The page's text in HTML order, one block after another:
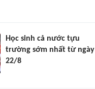
Học sinh cả nước tựu
trường sớm nhất từ ngày
22/8